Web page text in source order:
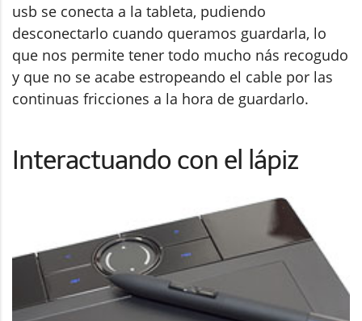
usb se conecta a la tableta, pudiendo
desconectarlo cuando queramos guardarla, lo
que nos permite tener todo mucho nás recogudo
y que no se acabe estropeando el cable por las
continuas fricciones a la hora de guardarlo.
Interactuando con el lápiz